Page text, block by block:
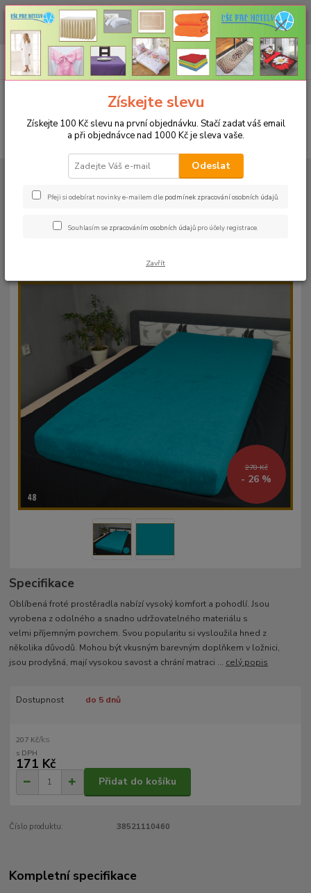
CHCETE NAKOUPIT VĚTŠÍ MNOŽSTVÍ NAŠICH PRODUKTŮ ZA LEPŠÍ
CENU? Klikněte ZDE
CZK
+420 773 794 023
Pondělí-pátek 9-16 hodin
0ks
za0 Kč
PROSTĚRADLA
Froté prostěradla s gumou - 190g/m2 - 45 barev
48 azurová
Froté prostěradlo 60x120cm -
278 Kč
- 26 %
Specifikace
Oblíbená froté prostěradla nabízí vysoký komfort a pohodlí. Jsou
vyrobena z odolného a snadno udržovatelného materiálu s
velmi příjemným povrchem. Svou popularitu si vysloužila hned z
několika důvodů. Mohou být vkusným barevným doplňkem v ložnici,
jsou prodyšná, mají vysokou savost a chrání matraci ... celý popis
Dostupnost do 5 dnů
207 Kč/ks
171 Kč
Přidat do košíku
Číslo produktu: 38521110460
Kompletní specifikace
Získejte slevu
Získejte 100 Kč slevu na první objednávku. Stačí zadat váš email
a při objednávce nad 1000 Kč je sleva vaše.
Odeslat
Přeji si odebírat novinky e-mailem dle podmínek zpracování osobních údajů.
Souhlasím se zpracováním osobních údajů pro účely registrace.
Zavřít